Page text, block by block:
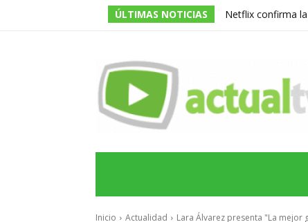
ÚLTIMAS NOTICIAS
Netflix confirma la
Inicio Actualidad Lara Álvarez presenta "La